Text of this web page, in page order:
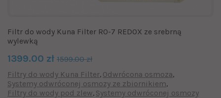
Filtr do wody Kuna Filter RO-7 REDOX ze srebrną
wylewką
1399.00 zł 1599.00 zł
Filtry do wody Kuna Filter Odwrócona osmoza
Systemy odwróconej osmozy ze zbiornikiem
Filtry do wody pod zlew Systemy odwróconej osmozy